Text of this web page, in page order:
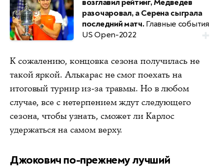
возглавил рейтинг, Медведев
разочаровал, а Серена сыграла
последний матч.Главные события
US Open-2022
К сожалению, концовка сезона получилась не
такой яркой. Алькарас не смог поехать на
итоговый турнир из-за травмы. Но в любом
случае, все с нетерпением ждут следующего
сезона, чтобы узнать, сможет ли Карлос
удержаться на самом верху.
Джокович по-прежнему лучший